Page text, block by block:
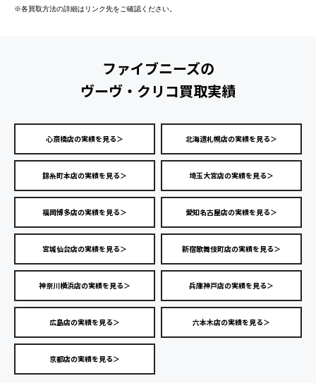
※各買取方法の詳細はリンク先をご確認ください。
ファイブニーズの
ヴーヴ・クリコ買取実績
心斎橋店の実績を見る＞ 北海道札幌店の実績を見る＞
錦糸町本店の実績を見る＞ 埼玉大宮店の実績を見る＞
福岡博多店の実績を見る＞ 愛知名古屋店の実績を見る＞
宮城仙台店の実績を見る＞ 新宿歌舞伎町店の実績を見る＞
神奈川横浜店の実績を見る＞ 兵庫神戸店の実績を見る＞
広島店の実績を見る＞ 六本木店の実績を見る＞
京都店の実績を見る＞